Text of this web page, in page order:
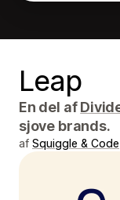
Leap
En del af
sjove brands.
af Squiggle & Code